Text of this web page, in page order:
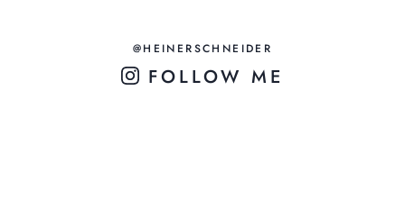
@HEINERSCHNEIDER
FOLLOW ME